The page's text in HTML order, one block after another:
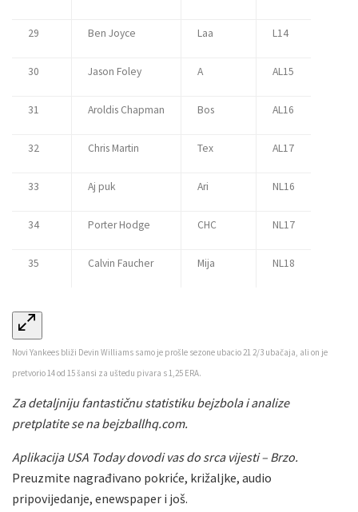
29 Ben Joyce Laa L14
30 Jason Foley A AL15
31 Aroldis Chapman Bos AL16
32 Chris Martin Tex AL17
33 Aj puk Ari NL16
34 Porter Hodge CHC NL17
35 Calvin Faucher Mija NL18
Novi Yankees bliži Devin Williams samo je prošle sezone ubacio 21 2/3 ubačaja, ali on je
pretvorio 14 od 15 šansi za uštedu pivara s 1,25 ERA.
Za detaljniju fantastičnu statistiku bejzbola i analize
pretplatite se na bejzballhq.com.
Aplikacija USA Today dovodi vas do srca vijesti – Brzo.
Preuzmite nagrađivano pokriće, križaljke, audio
pripovijedanje, enewspaper i još.